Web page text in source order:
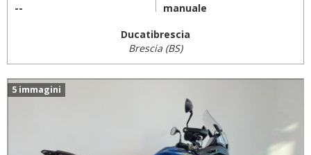
--
manuale
Ducatibrescia
Brescia (BS)
5 immagini